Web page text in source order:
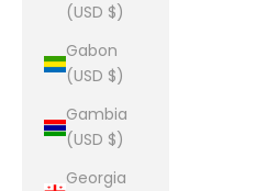
(USD $)
Gabon
(USD $)
Gambia
(USD $)
Georgia